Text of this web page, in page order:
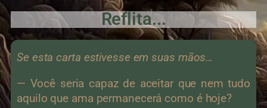
Reflita...
Se esta carta estivesse em suas mãos…
— Você seria capaz de aceitar que nem tudo
aquilo que ama permanecerá como é hoje?